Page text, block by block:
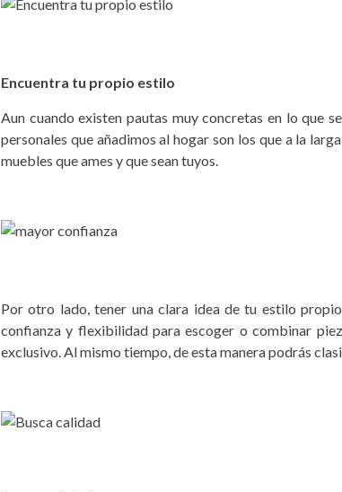
Encuentra tu propio estilo
Aun cuando existen pautas muy concretas en lo que
personales que añadimos al hogar son los que a la
muebles que ames y que sean tuyos.
Por otro lado, tener una clara idea de tu estilo
confianza y flexibilidad para escoger o combinar
exclusivo. Al mismo tiempo, de esta manera podrás